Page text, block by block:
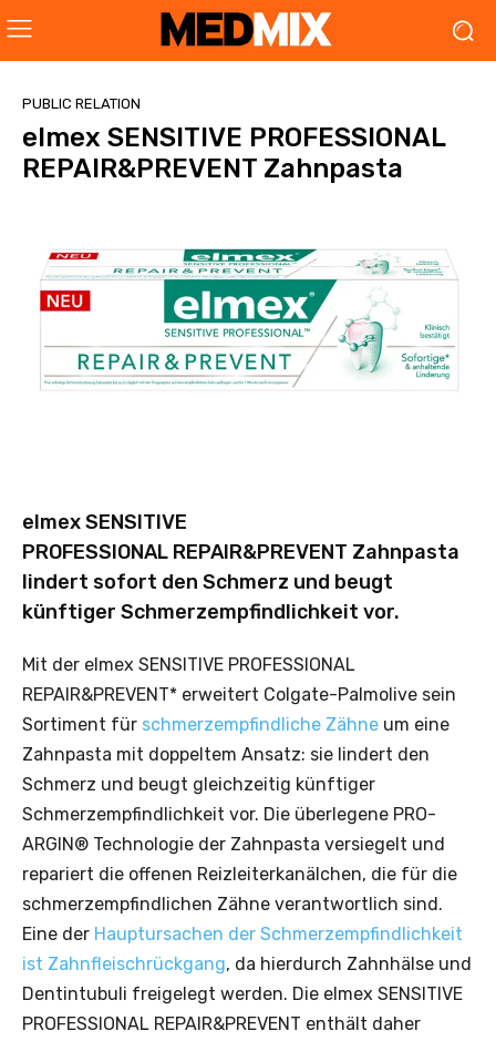
PUBLIC RELATION
elmex SENSITIVE PROFESSIONAL
REPAIR&PREVENT Zahnpasta
elmex SENSITIVE
PROFESSIONAL REPAIR&PREVENT Zahnpasta
lindert sofort den Schmerz und beugt
künftiger Schmerzempfindlichkeit vor.
Mit der elmex SENSITIVE PROFESSIONAL
REPAIR&PREVENT* erweitert Colgate-Palmolive sein
Sortiment für schmerzempfindliche Zähne um eine
Zahnpasta mit doppeltem Ansatz: sie lindert den
Schmerz und beugt gleichzeitig künftiger
Schmerzempfindlichkeit vor. Die überlegene PRO-
ARGIN® Technologie der Zahnpasta versiegelt und
repariert die offenen Reizleiterkanälchen, die für die
schmerzempfindlichen Zähne verantwortlich sind.
Eine der Hauptursachen der Schmerzempfindlichkeit
ist Zahnfleischrückgang, da hierdurch Zahnhälse und
Dentintubuli freigelegt werden. Die elmex SENSITIVE
PROFESSIONAL REPAIR&PREVENT enthält daher